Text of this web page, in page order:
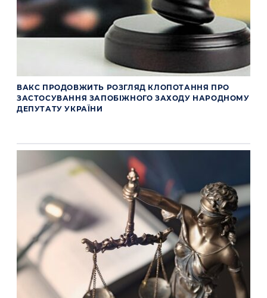
ВАКС ПРОДОВЖИТЬ РОЗГЛЯД КЛОПОТАННЯ ПРО
ЗАСТОСУВАННЯ ЗАПОБІЖНОГО ЗАХОДУ НАРОДНОМУ
ДЕПУТАТУ УКРАЇНИ